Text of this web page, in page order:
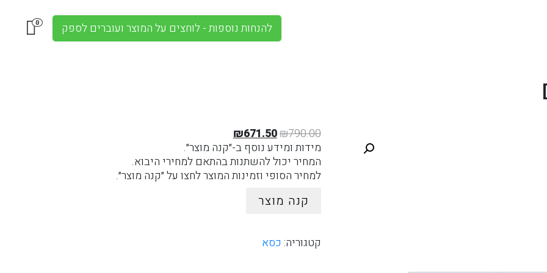
להנחות נוספות - לוחצים על המוצר ועוברים לספק 0
₪790.00
המחיר
המקורי
היה:
₪790.00.
₪671.50
הנוכחי
הוא:
₪671.50.
מידות ומידע נוסף ב-״קנה מוצר״.
המחיר יכול להשתנות בהתאם למחירי היבוא.
למחיר הסופי וזמינות המוצר לחצו על ״קנה מוצר״.
קנה מוצר
קטגוריה: כסא